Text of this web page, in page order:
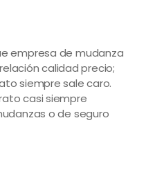
empresa de mudanza
calidad precio;
siempre sale caro.
casi siempre
o de seguro